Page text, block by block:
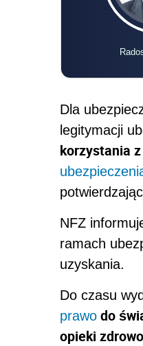
Dla
legitymacji
korzystania
NFZ
ramach
uzyskania.
Do czasu
prawo do
opieki